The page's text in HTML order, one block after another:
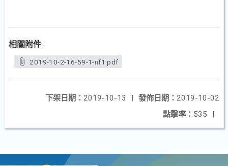
相關附件
2019-10-2-16-59-1-nf1.pdf
發佈日期： 2019-10-02
下架日期： 2019-10-13
|
點擊率： 535 |